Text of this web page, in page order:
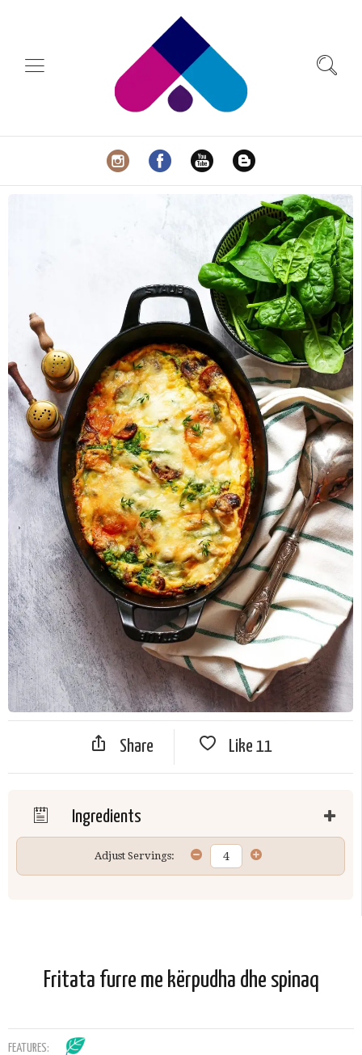
Share Like 11
Ingredients
Adjust Servings:
Fritata furre me kërpudha dhe spinaq
FEATURES: